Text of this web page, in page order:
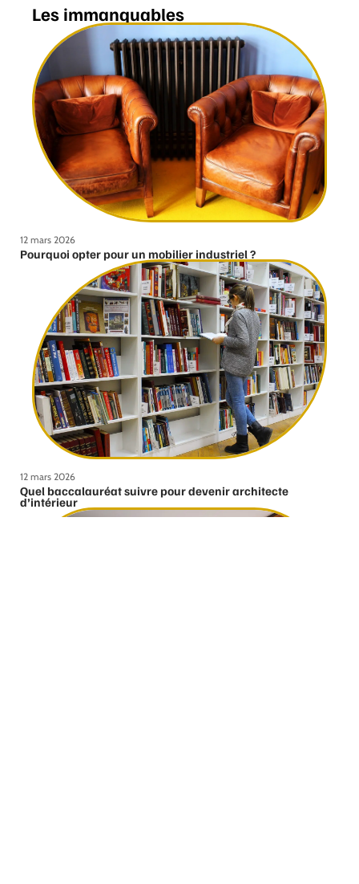
Les immanquables
12 mars 2026
Pourquoi opter pour un mobilier industriel ?
12 mars 2026
Quel baccalauréat suivre pour devenir architecte
d’intérieur